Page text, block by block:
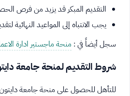
التقديم المبكر قد يزيد من فرص
يجب الانتباه إلى المواعيد النهائية
سجل أيضاً في : منحة ماجستير ادارة
شروط التقديم لمنحة جامعة
للتأهل للحصول على منحة جامعة